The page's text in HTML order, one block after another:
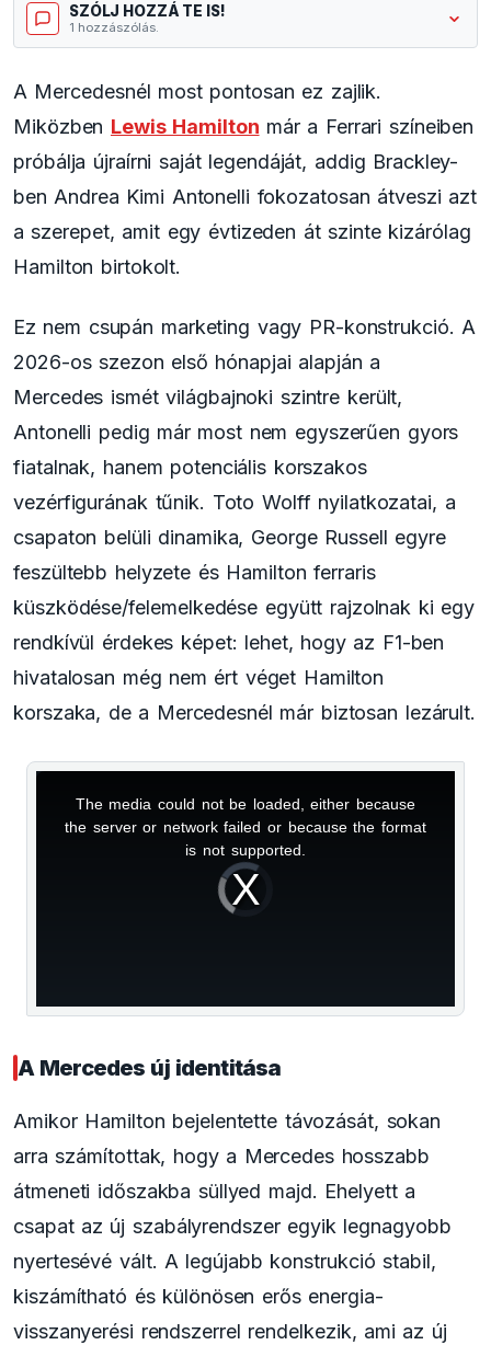
SZÓLJ HOZZÁ TE IS!
1 hozzászólás.
A Mercedesnél most pontosan ez zajlik.
Miközben Lewis Hamilton már a Ferrari színeiben
próbálja újraírni saját legendáját, addig Brackley-
ben Andrea Kimi Antonelli fokozatosan átveszi azt
a szerepet, amit egy évtizeden át szinte kizárólag
Hamilton birtokolt.
Ez nem csupán marketing vagy PR-konstrukció. A
2026-os szezon első hónapjai alapján a
Mercedes ismét világbajnoki szintre került,
Antonelli pedig már most nem egyszerűen gyors
fiatalnak, hanem potenciális korszakos
vezérfigurának tűnik. Toto Wolff nyilatkozatai, a
csapaton belüli dinamika, George Russell egyre
feszültebb helyzete és Hamilton ferraris
küszködése/felemelkedése együtt rajzolnak ki egy
rendkívül érdekes képet: lehet, hogy az F1-ben
hivatalosan még nem ért véget Hamilton
korszaka, de a Mercedesnél már biztosan lezárult.
Video
Player
is
loading.
The media could not be loaded, either because
the server or network failed or because the format
is not supported.
A Mercedes új identitása
Amikor Hamilton bejelentette távozását, sokan
arra számítottak, hogy a Mercedes hosszabb
átmeneti időszakba süllyed majd. Ehelyett a
csapat az új szabályrendszer egyik legnagyobb
nyertesévé vált. A legújabb konstrukció stabil,
kiszámítható és különösen erős energia-
visszanyerési rendszerrel rendelkezik, ami az új